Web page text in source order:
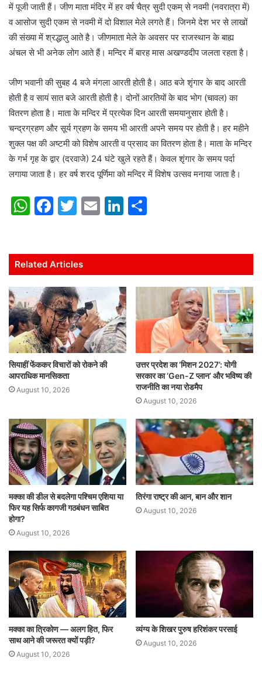
में पूजी जाती हैं। जीण माता मंदिर में हर वर्ष चैत्र सुदी एकम् से नवमी (नवरात्रा में)
व आसोज सुदी एकम से नवमी में दो विशाल मेले लगते हैं। जिनमे देश भर से लाखों
की संख्या में श्रद्धालु आते है। जीणमाता मेले के अवसर पर राजस्थान के बाह्य
अंचल से भी अनेक लोग आते हैं। मन्दिर में बारह मास अखण्डदीप जलता रहता है।
जीण भवानी की सुबह 4 बजे मंगला आरती होती है। आठ बजे शृंगार के बाद आरती
होती है व सायं सात बजे आरती होती है। दोनों आरतियों के बाद भोग (चावल) का
वितरण होता है। माता के मन्दिर में प्रत्येक दिन आरती समयानुसार होती है।
चन्द्रग्रहण और सूर्य ग्रहण के समय भी आरती अपने समय पर होती है। हर महीने
शुक्ल पक्ष की अष्टमी को विशेष आरती व प्रसाद का वितरण होता है। माता के मन्दिर
के गर्भ गृह के द्वार (दरवाजे) 24 घंटे खुले रहते हैं। केवल शृंगार के समय पर्दा
लगाया जाता है। हर वर्ष शरद पूर्णिमा को मन्दिर में विशेष उत्सव मनाया जाता है।
W
s
A
p
p
F
e
b
o
o
k
T
er
E
l
Li
e
dI
n
e
Related Articles
सियाहीं फेंककर विचारों को रोकने की
आपराधिक मानसिकता
August 10, 2026
उत्तर प्रदेश का ‘मिशन 2027’: योगी
सरकार का ‘Gen-Z प्लान’ और भविष्य की
राजनीति का नया रोडमैप
August 10, 2026
मक्का की डील से बदलेगा पश्चिम एशिया या
फिर यह सिर्फ कागजी गठबंधन साबित
होगा?
August 10, 2026
तिरंगा राष्ट्र की आन, बान और शान
August 10, 2026
मक्का का त्रिकोण — अलग हित, फिर
साथ आने की जरूरत क्यों पड़ी?
August 10, 2026
व्यंग्य के शिखर पुरुष हरिशंकर परसाई
August 10, 2026